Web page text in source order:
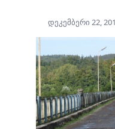
დეკემბერი 22,